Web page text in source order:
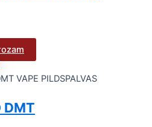
VAPE PILDSPALVAS
DMT